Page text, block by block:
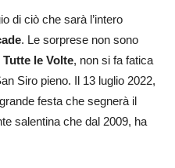
di ciò che sarà l’intero
. Le sorprese non sono
Tutte le Volte, non si fa fatica
Siro pieno. Il 13 luglio 2022,
festa che segnerà il
salentina che dal 2009, ha